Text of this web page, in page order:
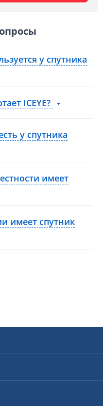
у спутника
ICEYE?
у спутника
имеет
имеет спутник